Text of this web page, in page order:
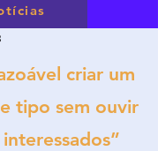
criar um
tipo sem ouvir